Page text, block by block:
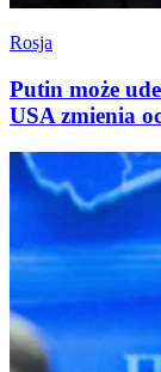
Rosja
Putin może
USA zmienia